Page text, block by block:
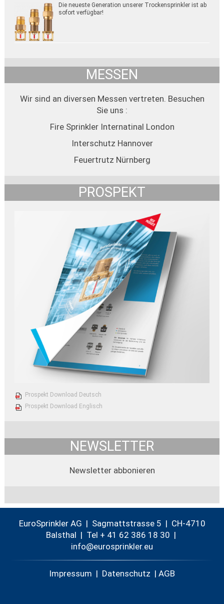
Die neueste Generation unserer Trockensprinkler ist ab
sofort verfügbar!
MESSEN
Wir sind an diversen Messen vertreten. Besuchen
Sie uns :
Fire Sprinkler Internatinal London
Interschutz Hannover
Feuertrutz Nürnberg
PROSPEKT
Prospekt Download Deutsch
Prospekt Download Englisch
NEWSLETTER
Newsletter abbonieren
EuroSprinkler AG | Sagmattstrasse 5 | CH-4710
Balsthal | Tel + 41 62 386 18 30 |
nf
r spr nkl r
Impressum | Datenschutz | AGB